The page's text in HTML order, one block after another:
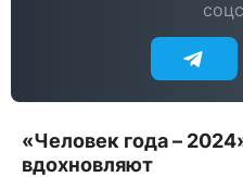
«Человек года –
вдохновляют